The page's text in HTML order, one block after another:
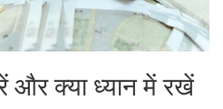
और क्या ध्यान में रखें